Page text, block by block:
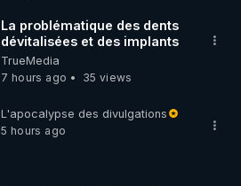
La problématique des dents
dévitalisées et des implants
TrueMedia
7 hours ago
35 views
L'apocalypse des divulgations
5 hours ago